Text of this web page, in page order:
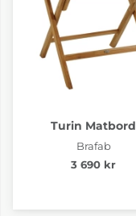
Turin Matbord
Brafab
3 690 kr